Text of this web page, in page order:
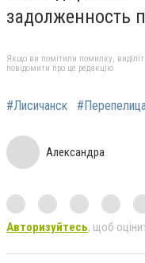
задолженность
Якщо ви помітили помилку,
повідомити про це редакцію
#Лисичанск
Александра
Авторизуйтесь, щоб